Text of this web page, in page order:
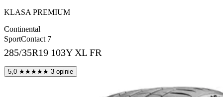
KLASA PREMIUM
Continental
SportContact 7
285/35R19 103Y XL FR
5,0 ★★★★★ 3 opinie